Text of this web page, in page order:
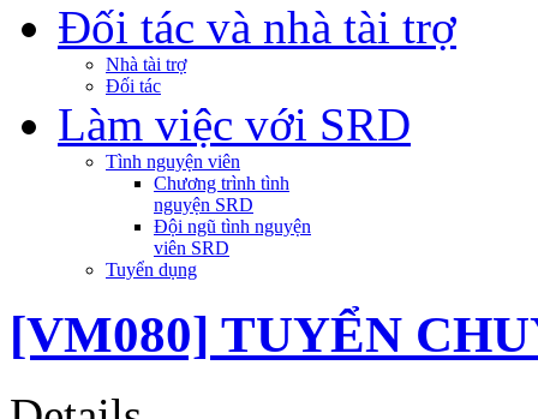
Đối tác và nhà tài trợ
Nhà tài trợ
Đối tác
Làm việc với SRD
Tình nguyện viên
Chương trình tình
nguyện SRD
Đội ngũ tình nguyện
viên SRD
Tuyển dụng
[VM080] TUYỂN